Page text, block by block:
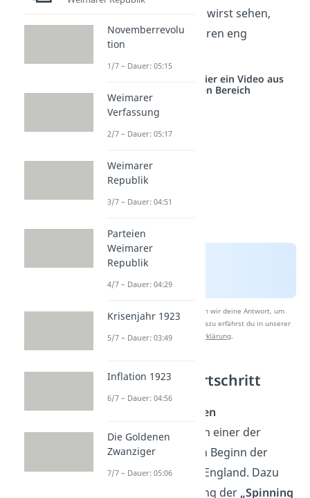
. Du wirst sehen,
dass einige der Faktoren eng
zusammenhängen.
Studyflix vernetzt: Hier ein Video aus
einem anderen Bereich
Nach Beantwortung speichern wir deine Antwort, um
Studyflix zu verbessern. Mehr dazu erfährst du in unserer
Datenschutzerklärung.
Technischer Fortschritt
technischen
Entwicklungen
waren einer der
Hauptgründe für den Beginn der
Industrialisierung in England. Dazu
zählst du die Erfindung der „Spinning
Novemberrevolu
tion
1/7 – Dauer: 05:15
Weimarer
Verfassung
2/7 – Dauer: 05:17
Weimarer
Republik
3/7 – Dauer: 04:51
Parteien
Weimarer
Republik
4/7 – Dauer: 04:29
Krisenjahr 1923
5/7 – Dauer: 03:49
Inflation 1923
6/7 – Dauer: 04:56
Die Goldenen
Zwanziger
7/7 – Dauer: 05:06